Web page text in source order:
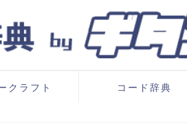
クラフト コード辞典